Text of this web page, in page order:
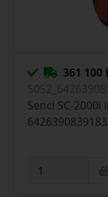
361 100
Senci SC-
6426390839183